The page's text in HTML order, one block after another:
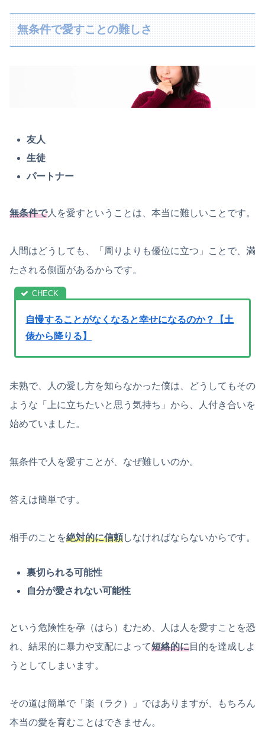
無条件で愛すことの難しさ
友人
生徒
パートナー
無条件で人を愛すということは、本当に難しいことです。
人間はどうしても、「周りよりも優位に立つ」ことで、満
たされる側面があるからです。
自慢することがなくなると幸せになるのか？【土
俵から降りる】
未熟で、人の愛し方を知らなかった僕は、どうしてもその
ような「上に立ちたいと思う気持ち」から、人付き合いを
始めていました。
無条件で人を愛すことが、なぜ難しいのか。
答えは簡単です。
相手のことを絶対的に信頼しなければならないからです。
裏切られる可能性
自分が愛されない可能性
という危険性を孕（はら）むため、人は人を愛すことを恐
れ、結果的に暴力や支配によって短絡的に目的を達成しよ
うとしてしまいます。
その道は簡単で「楽（ラク）」ではありますが、もちろん
本当の愛を育むことはできません。